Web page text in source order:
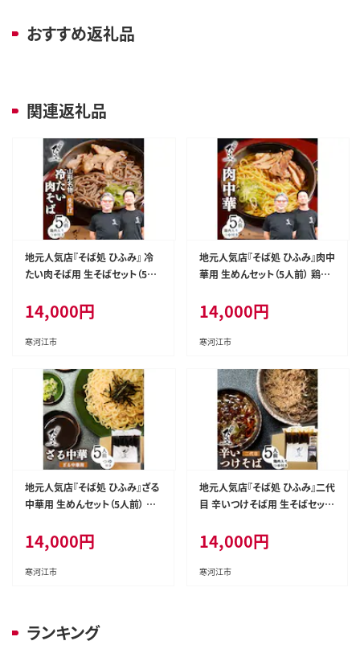
おすすめ返礼品
関連返礼品
地元人気店『そば処 ひふみ』 冷
たい肉そば用 生そばセット（5人
沖縄・離島 014-F-HF001
14,000円
寒河江市
地元人気店『そば処 ひふみ』肉中
華用 生めんセット（5人前） 鶏肉
島 014-F-HF003
14,000円
寒河江市
地元人気店『そば処 ひふみ』ざる
中華用 生めんセット（5人前） つ
14-F-HF004
14,000円
寒河江市
地元人気店『そば処 ひふみ』二代
目 辛いつけそば用 生そばセット
縄・離島 014-F-HF005
14,000円
寒河江市
ランキング